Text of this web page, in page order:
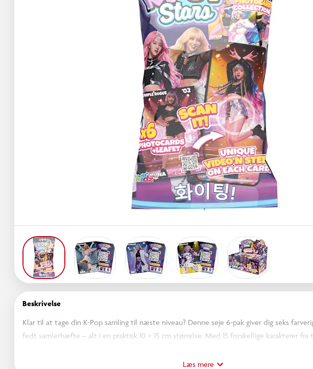
Beskrivelse
Klar til at tage din K-Pop samling til næste niveau? Denne seje 6-pak giver dig seks
fedt samlerhæfte – alt i en praktisk 10 × 15 cm størrelse. Med 15 forskellige karakterer fra
Læs mere